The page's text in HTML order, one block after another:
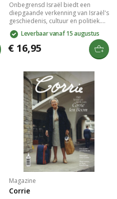
Onbegrensd Israël biedt een
diepgaande verkenning van Israël's
geschiedenis, cultuur en politiek.
Het boek onthult de complexiteit
van de Israëlische samenleving en
de uitdagingen waar het land mee
te maken heeft. Met inzichtelijke
analyses en sterke verhalen wordt
over de verschillende
perspectieven op dit fascinerende
land. Perfect voor iedereen die
meer wil leren over Israël.
Leverbaar vanaf 15 augustus
€ 16,95
Magazine
Corrie